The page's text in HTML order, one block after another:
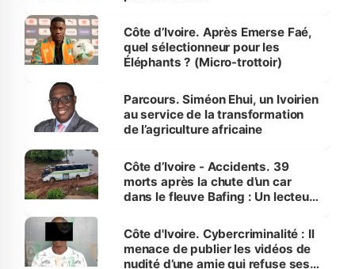
Côte d’Ivoire. Après Emerse Faé,
quel sélectionneur pour les
Éléphants ? (Micro-trottoir)
Parcours. Siméon Ehui, un Ivoirien
au service de la transformation
de l’agriculture africaine
Côte d’Ivoire - Accidents. 39
morts après la chute d’un car
dans le fleuve Bafing : Un lecteur
des Transports
Côte d'Ivoire. Cybercriminalité : Il
menace de publier les vidéos de
nudité d’une amie qui refuse ses